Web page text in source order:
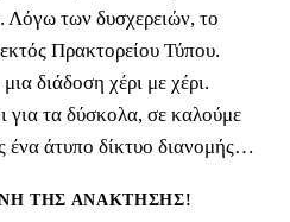
των δυσχερειών, το
Πρακτορείου Τύπου.
διάδοση χέρι με χέρι.
για τα δύσκολα, σε καλούμε
ένα άτυπο δίκτυο διανομής…
ΤΗΣ ΑΝΑΚΤΗΣΗΣ!